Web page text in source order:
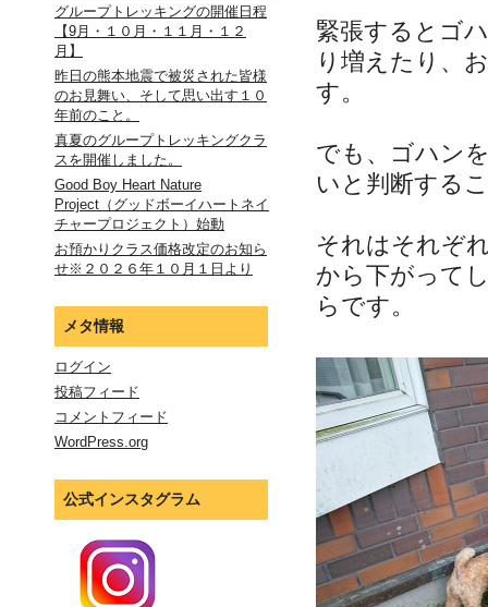
グループトレッキングの開催日程
【9月・１０月・１１月・１２
月】
昨日の熊本地震で被災された皆様
のお見舞い、そして思い出す１０
年前のこと。
真夏のグループトレッキングクラ
スを開催しました。
Good Boy Heart Nature
Project（グッドボーイハートネイ
チャープロジェクト）始動
お預かりクラス価格改定のお知ら
せ※２０２６年１０月１日より
メタ情報
ログイン
投稿フィード
コメントフィード
WordPress.org
公式インスタグラム
緊張するとゴ
り増えたり、
す。
でも、ゴハン
いと判断する
それはそれぞ
から下がって
らです。